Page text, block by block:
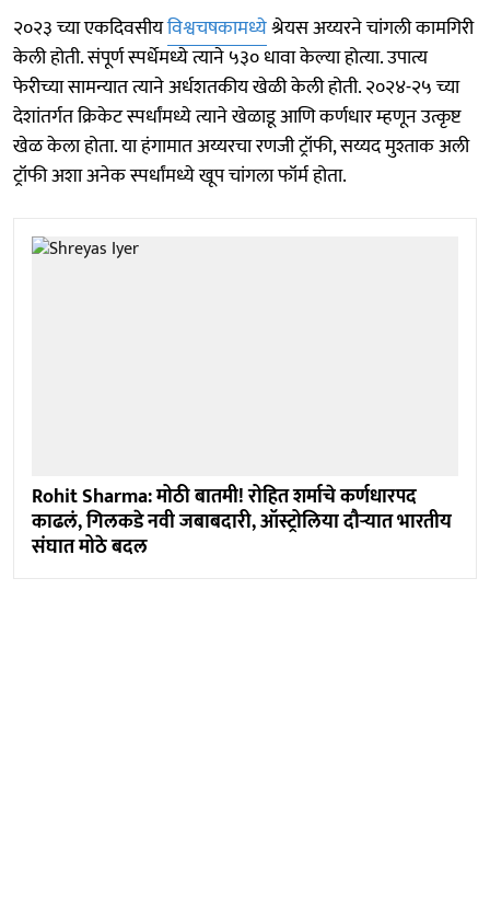
२०२३ च्या एकदिवसीयविश्वचषकामध्येश्रेयस अय्यरने चांगली कामगिरी
केली होती. संपूर्ण स्पर्धेमध्ये त्याने ५३० धावा केल्या होत्या. उपात्य
फेरीच्या सामन्यात त्याने अर्धशतकीय खेळी केली होती. २०२४-२५ च्या
देशांतर्गत क्रिकेट स्पर्धांमध्ये त्याने खेळाडू आणि कर्णधार म्हणून उत्कृष्ट
खेळ केला होता. या हंगामात अय्यरचा रणजी ट्रॉफी, सय्यद मुश्ताक अली
ट्रॉफी अशा अनेक स्पर्धांमध्ये खूप चांगला फॉर्म होता.
Rohit Sharma: मोठी बातमी! रोहित शर्माचे कर्णधारपद
काढलं, गिलकडे नवी जबाबदारी, ऑस्ट्रोलिया दौऱ्यात भारतीय
संघात मोठे बदल